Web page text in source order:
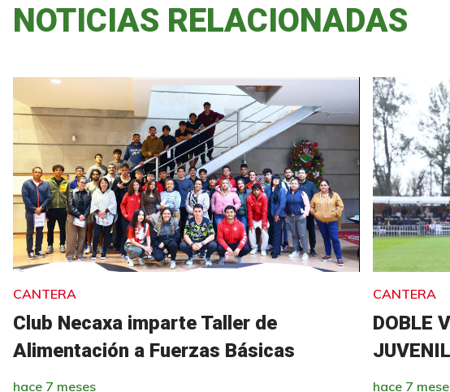
NOTICIAS RELACIONADAS
CANTERA
Club Necaxa imparte Taller de
Alimentación a Fuerzas Básicas
hace 7 meses
CANTERA
DOBLE
hace 7